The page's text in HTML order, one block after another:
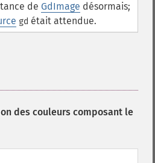
de GdImage désormais;
gd était attendue.
des couleurs composant le